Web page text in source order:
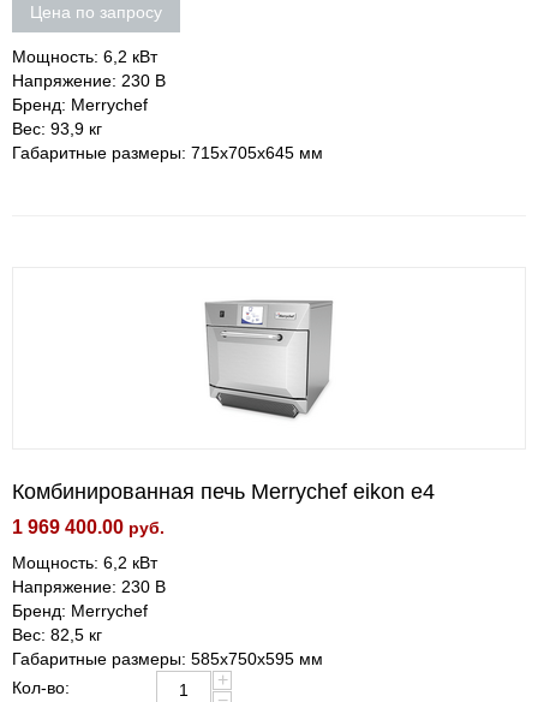
Цена по запросу
Мощность: 6,2 кВт
Напряжение: 230 В
Бренд: Merrychef
Вес: 93,9 кг
Габаритные размеры: 715х705х645 мм
Комбинированная печь Merrychef eikon e4
1 969 400.00 руб.
Мощность: 6,2 кВт
Напряжение: 230 В
Бренд: Merrychef
Вес: 82,5 кг
Габаритные размеры: 585х750х595 мм
Кол-во:
+